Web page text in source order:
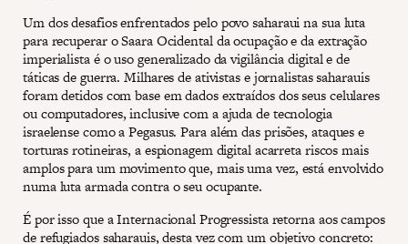
Um dos desafios enfrentados pelo povo saharaui na sua luta
para recuperar o Saara Ocidental da ocupação e da extração
imperialista é o uso generalizado da vigilância digital e de
táticas de guerra. Milhares de ativistas e jornalistas saharauis
foram detidos com base em dados extraídos dos seus celulares
ou computadores, inclusive com a ajuda de tecnologia
israelense como a Pegasus. Para além das prisões, ataques e
torturas rotineiras, a espionagem digital acarreta riscos mais
amplos para um movimento que, mais uma vez, está envolvido
numa luta armada contra o seu ocupante.
É por isso que a Internacional Progressista retorna aos campos
de refugiados saharauis, desta vez com um objetivo concreto: